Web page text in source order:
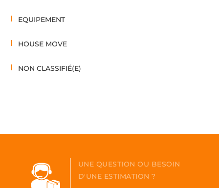
EQUIPEMENT
HOUSE MOVE
NON CLASSIFIÉ(E)
UNE QUESTION OU BESOIN
D'UNE ESTIMATION ?